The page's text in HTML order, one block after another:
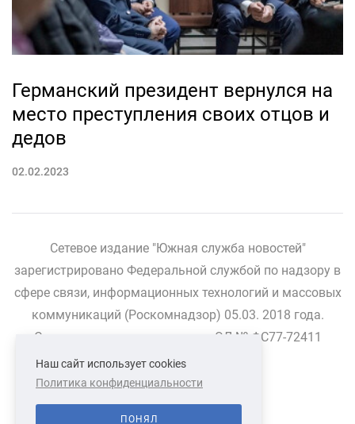
Германский президент вернулся на
место преступления своих отцов и
дедов
02.02.2023
Сетевое издание "Южная служба новостей"
зарегистрировано Федеральной службой по надзору в
сфере связи, информационных технологий и массовых
коммуникаций (Роскомнадзор) 05.03. 2018 года.
Свидетельство о регистрации ЭЛ № ФС77-72411
СВЯЗАТЬСЯ С НАМИ
Наш сайт использует cookies
Политика конфиденциальности
ПОНЯЛ